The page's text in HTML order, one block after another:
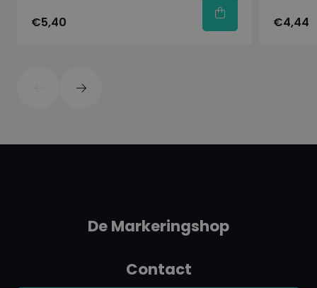
Fysische en Chemische
Kleur : Diverse (RAL) kleuren
€5,40 €4,44
De Markeringshop
Contact